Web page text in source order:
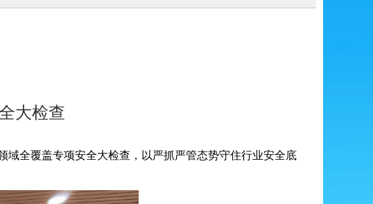
大检查
全覆盖专项安全大检查，以严抓严管态势守住行业安全底